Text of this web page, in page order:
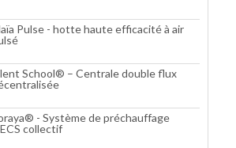
Pulse - hotte haute efficacité à air
School® – Centrale double flux
- Système de préchauffage
collectif